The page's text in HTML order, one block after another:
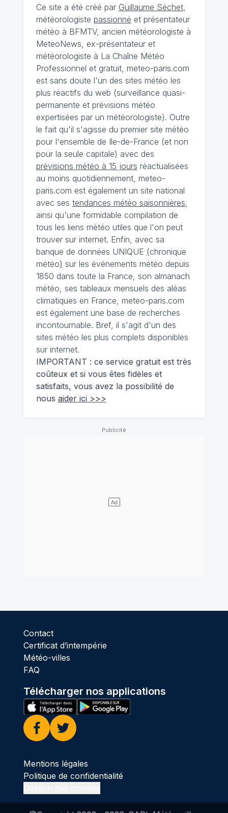
Ce site a été créé par Guillaume Séchet,
météorologiste passionné et présentateur
météo à BFMTV, ancien météorologiste à
MeteoNews, ex-présentateur et
météorologiste à La Chaîne Météo
Professionnel et gratuit, meteo-paris.com
est sans doute l'un des sites météo les
plus réactifs du web (surveillance quasi-
permanente et prévisions météo
expertisées par un météorologiste). Outre
le fait qu'il s'agisse du premier site météo
pour l'ensemble de Ile-de-France (et non
pour la seule capitale) avec des
prévisions météo à 15 jours réactualisées
au moins quotidiennement, meteo-
paris.com est également un site national
avec ses tendances météo saisonnières,
ainsi qu'une formidable compilation de
tous les liens météo utiles que l'on peut
trouver sur internet. Enfin, avec sa
banque de données UNIQUE (chronique
météo) sur les événements météo depuis
1850 dans toute la France, son almanach
météo, ses tableaux mensuels des aléas
climatiques en France, meteo-paris.com
est également une base de recherches
incontournable. Bref, il s'agit d'un des
sites météo les plus complets disponibles
sur internet.
IMPORTANT : ce service gratuit est très
coûteux et si vous êtes fidèles et
satisfaits, vous avez la possibilité de
nous aider ici >>>
Contact
Certificat d’intempérie
Météo-villes
FAQ
Télécharger nos applications
Facebook
Twitter
Mentions légales
Politique de confidentialité